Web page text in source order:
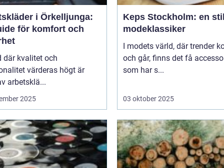
i Örkelljunga:
för komfort och
där kvalitet och
värderas högt är
arbetsklä...
2025
Keps Stockholm: en
modeklassiker
I modets värld, där trender
och går, finns det få
som har s...
03 oktober 2025